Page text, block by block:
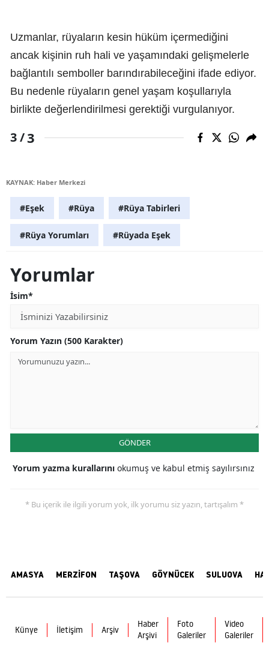
Uzmanlar, rüyaların kesin hüküm içermediğini
ancak kişinin ruh hali ve yaşamındaki gelişmelerle
bağlantılı semboller barındırabileceğini ifade ediyor.
Bu nedenle rüyaların genel yaşam koşullarıyla
birlikte değerlendirilmesi gerektiği vurgulanıyor.
3 /3
KAYNAK: Haber Merkezi
#Eşek #Rüya #Rüya Tabirleri
#Rüya Yorumları #Rüyada Eşek
Yorumlar
İsim*
Yorum Yazın (500 Karakter)
GÖNDER
Yorum yazma kurallarını okumuş ve kabul etmiş sayılırsınız
* Bu içerik ile ilgili yorum yok, ilk yorumu siz yazın, tartışalım *
AMASYA MERZİFON TAŞOVA GÖYNÜCEK SULUOVA
Künye İletişim Arşiv
Haber
Arşivi
Foto
Galeriler
Video
Galeriler